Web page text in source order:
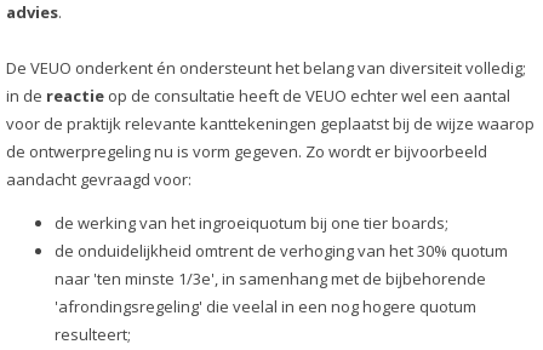
advies.
De VEUO onderkent én ondersteunt het belang van diversiteit volledig;
in de reactie op de consultatie heeft de VEUO echter wel een aantal
voor de praktijk relevante kanttekeningen geplaatst bij de wijze waarop
de ontwerpregeling nu is vorm gegeven. Zo wordt er bijvoorbeeld
aandacht gevraagd voor:
de werking van het ingroeiquotum bij one tier boards;
de onduidelijkheid omtrent de verhoging van het 30% quotum
naar 'ten minste 1/3e', in samenhang met de bijbehorende
'afrondingsregeling' die veelal in een nog hogere quotum
resulteert;